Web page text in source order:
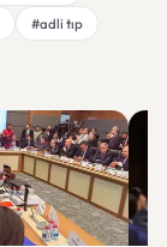
#adli tıp